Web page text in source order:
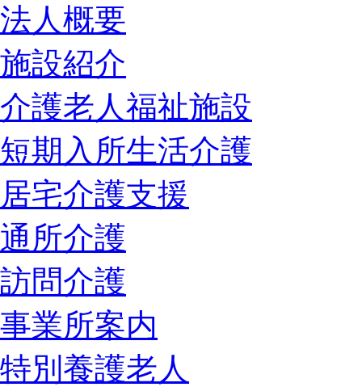
法人概要
施設紹介
介護老人福祉施設
短期入所生活介護
居宅介護支援
通所介護
訪問介護
事業所案内
特別養護老人